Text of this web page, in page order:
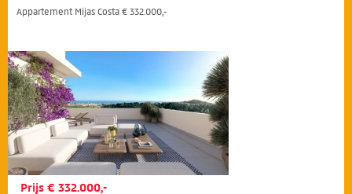
Appartement Mijas Costa € 332.000,-
Prijs € 332.000,-